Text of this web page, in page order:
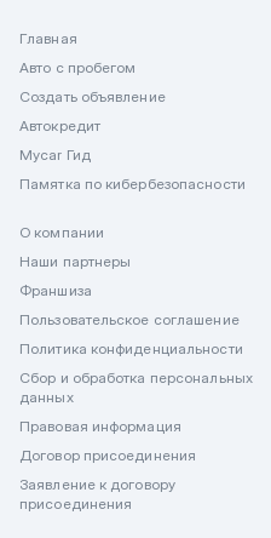
Главная
Авто с пробегом
Создать объявление
Автокредит
Mycar Гид
Памятка по кибербезопасности
О компании
Наши партнеры
Франшиза
Пользовательское соглашение
Политика конфиденциальности
Сбор и обработка персональных
данных
Правовая информация
Договор присоединения
Заявление к договору
присоединения